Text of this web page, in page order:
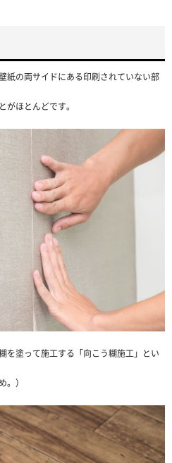
紙の両サイドにある印刷されていない部
ほとんどです。
を塗って施工する「向こう糊施工」とい
。）